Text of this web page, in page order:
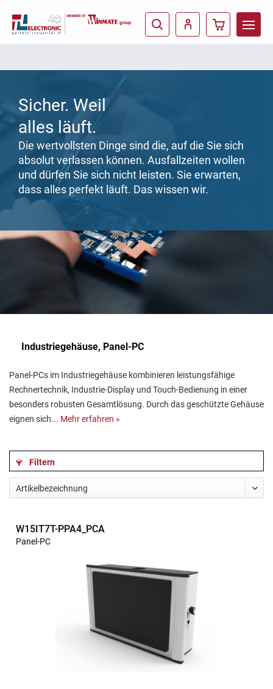
Sicher. Weil
alles läuft.
Die wertvollsten Dinge sind die, auf die Sie sich
absolut verlassen können. Ausfallzeiten wollen
und dürfen Sie sich nicht leisten. Sie erwarten,
dass alles perfekt läuft. Das wissen wir.
Industriegehäuse, Panel-PC
Panel-PCs im Industriegehäuse kombinieren leistungsfähige
Rechnertechnik, Industrie-Display und Touch-Bedienung in einer
besonders robusten Gesamtlösung. Durch das geschützte Gehäuse
eignen sich... Mehr erfahren »
Filtern
W15IT7T-PPA4_PCA
Panel-PC